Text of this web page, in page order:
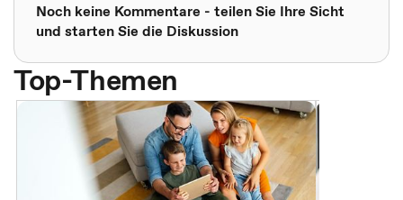
Noch keine Kommentare - teilen Sie Ihre Sicht
und starten Sie die Diskussion
Top-Themen